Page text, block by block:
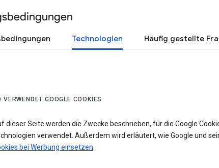
Technologien Häufig gestellte
VERWENDET GOOGLE COOKIES
dieser Seite werden die Zwecke beschrieben, für die Google
verwendet. Außerdem wird erläutert, wie Google und
bei Werbung einsetzen.